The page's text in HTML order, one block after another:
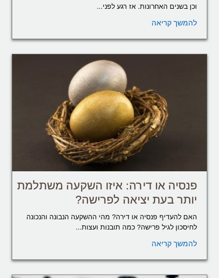
וכן בשנים האחרונות. אז רגע לפני...
להמשך קריאה
פנסיה או דירה: איזו השקעה משתלמת
יותר בעת יציאה לפרישה?
האם להעדיף פנסיה או דירה? מהי ההשקעה הנבונה והנכונה
לחיסכון לגיל פרישה? כמה תובנות ועצות...
להמשך קריאה